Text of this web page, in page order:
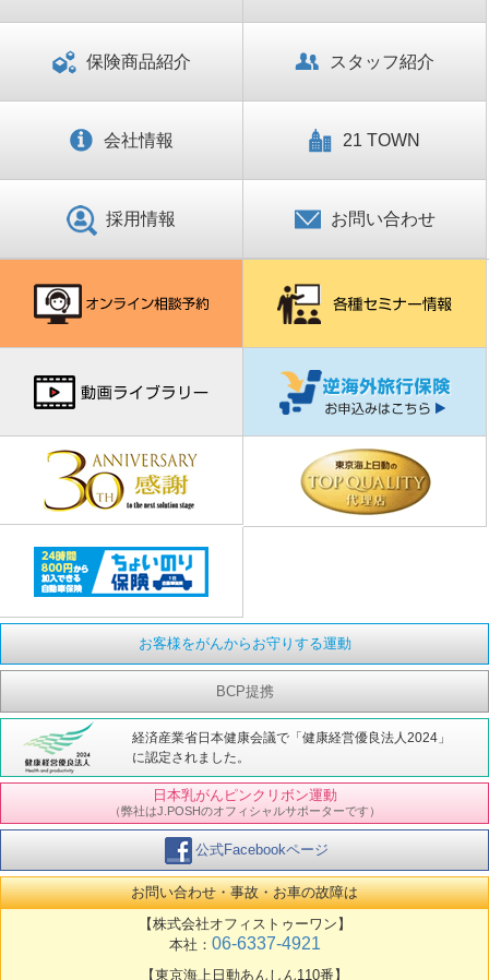
保険商品紹介 スタッフ紹介
会社情報 21 TOWN
採用情報 お問い合わせ
お客様をがんからお守りする運動
BCP提携
経済産業省日本健康会議で「健康経営優良法人2024」
に認定されました。
日本乳がんピンクリボン運動
（弊社はJ.POSHのオフィシャルサポーターです）
公式Facebookページ
お問い合わせ・事故・お車の故障は
【株式会社オフィストゥーワン】
本社： 06-6337-4921
【東京海上日動あんしん110番】